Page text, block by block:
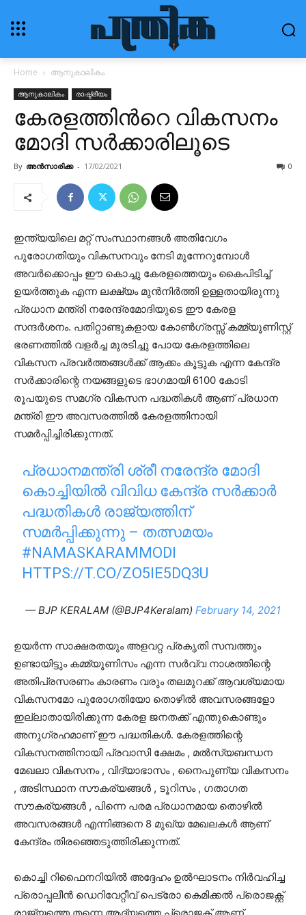
Home ആനുകാലികം
ആനുകാലികം രാഷ്ട്രീയം
കേരളത്തിൻറെ വികസനം
മോദി സർക്കാരിലൂടെ
By അൻസാരിക്ക - 17/02/2021 0
ഇന്ത്യയിലെ മറ്റ് സംസ്ഥാനങ്ങൾ അതിവേഗം
പുരോഗതിയും വികസനവും നേടി മുന്നേറുമ്പോൾ
അവർക്കൊപ്പം ഈ കൊച്ചു കേരളത്തെയും കൈപിടിച്ച്
ഉയർത്തുക എന്ന ലക്ഷ്യം മുൻനിർത്തി ഉള്ളതായിരുന്നു
പ്രധാന മന്ത്രി നരേന്ദ്രമോദിയുടെ ഈ കേരള
സന്ദർശനം. പതിറ്റാണ്ടുകളായ കോൺഗ്രസ്സ് കമ്മ്യൂണിസ്റ്റ്‌
ഭരണത്തിൽ വളർച്ച മുരടിച്ചു പോയ കേരളത്തിലെ
വികസന പ്രവർത്തങ്ങൾക്ക് ആക്കം കൂട്ടുക എന്ന കേന്ദ്ര
സർക്കാരിന്റെ നയങ്ങളുടെ ഭാഗമായി 6100 കോടി
രൂപയുടെ സമഗ്ര വികസന പദ്ധതികൾ ആണ് പ്രധാന
മന്ത്രി ഈ അവസരത്തിൽ കേരളത്തിനായി
സമർപ്പിച്ചിരിക്കുന്നത്.
പ്രധാനമന്ത്രി ശ്രീ നരേന്ദ്ര മോദി
കൊച്ചിയിൽ വിവിധ കേന്ദ്ര സർക്കാർ
പദ്ധതികൾ രാജ്യത്തിന്
സമർപ്പിക്കുന്നു – തത്സമയം
#NAMASKARAMMODI
HTTPS://T.CO/ZO5IE5DQ3U
— BJP KERALAM (@BJP4Keralam) February 14, 2021
ഉയർന്ന സാക്ഷരതയും അളവറ്റ പ്രകൃതി സമ്പത്തും
ഉണ്ടായിട്ടും കമ്മ്യൂണിസം എന്ന സർവ്വ നാശത്തിന്റെ
അതിപ്രസരണം കാരണം വരും തലമുറക്ക് ആവശ്യമായ
വികസനമോ പുരോഗതിയോ തൊഴിൽ അവസരങ്ങളോ
ഇല്ലാതായിരിക്കുന്ന കേരള ജനതക്ക് എന്തുകൊണ്ടും
അനുഗ്രഹമാണ് ഈ പദ്ധതികൾ. കേരളത്തിന്റെ
വികസനത്തിനായി പ്രവാസി ക്ഷേമം , മൽസ്യബന്ധന
മേഖലാ വികസനം , വിദ്യാഭാസം , നൈപുണ്യ വികസനം
, അടിസ്ഥാന സൗകര്യങ്ങൾ , ടൂറിസം , ഗതാഗത
സൗകര്യങ്ങൾ , പിന്നെ പരമ പ്രധാനമായ തൊഴിൽ
അവസരങ്ങൾ എന്നിങ്ങനെ 8 മുഖ്യ മേഖലകൾ ആണ്
കേന്ദ്രം തിരഞ്ഞെടുത്തിരിക്കുന്നത്.
കൊച്ചി റിഫൈനറിയിൽ അദ്ദേഹം ഉൽഘാടനം നിർവഹിച്ച
പ്രൊപ്പലീൻ ഡെറിവേറ്റീവ്‌ പെട്രോ കെമിക്കൽ പ്രൊജക്റ്റ്